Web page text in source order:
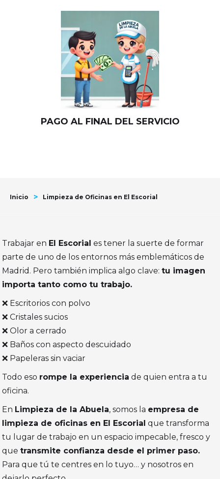
PAGO AL FINAL DEL SERVICIO
Inicio > Limpieza de Oficinas en El Escorial
Trabajar en El Escorial es tener la suerte de formar
parte de uno de los entornos más emblemáticos de
Madrid. Pero también implica algo clave:tu imagen
importa tanto como tu trabajo.
❌ Escritorios con polvo
❌ Cristales sucios
❌ Olor a cerrado
❌ Baños con aspecto descuidado
❌ Papeleras sin vaciar
Todo eso rompe la experiencia de quien entra a tu
oficina.
En Limpieza de la Abuela, somos la empresa de
limpieza de oficinas en El Escorial que transforma
tu lugar de trabajo en un espacio impecable, fresco y
quetransmite confianza desde el primer paso.
Para que tú te centres en lo tuyo… y nosotros en